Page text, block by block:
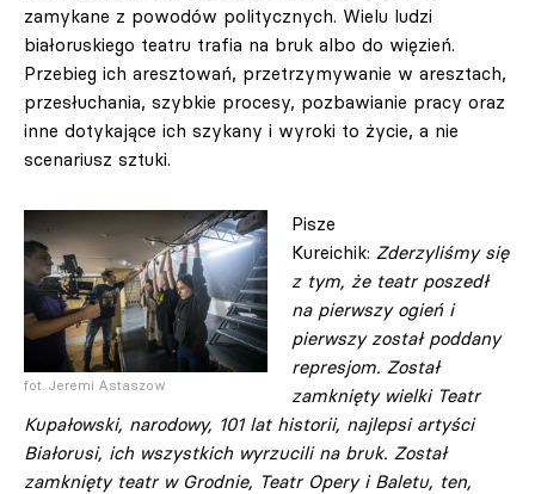
zamykane z powodów politycznych. Wielu ludzi
białoruskiego teatru trafia na bruk albo do więzień.
Przebieg ich aresztowań, przetrzymywanie w aresztach,
przesłuchania, szybkie procesy, pozbawianie pracy oraz
inne dotykające ich szykany i wyroki to życie, a nie
scenariusz sztuki.
fot. Jeremi Astaszow
Pisze
Kureichik: Zderzyliśmy się
z tym, że teatr poszedł
na pierwszy ogień i
pierwszy został poddany
represjom. Został
zamknięty wielki Teatr
Kupałowski, narodowy, 101 lat historii, najlepsi artyści
Białorusi, ich wszystkich wyrzucili na bruk. Został
zamknięty teatr w Grodnie, Teatr Opery i Baletu, ten,